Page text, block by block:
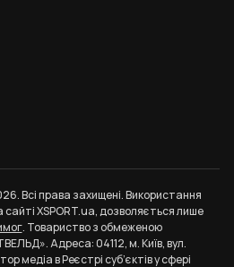
Всі права захищені. Використання
сайті XSPORT.ua, дозволяється лише
. Товариство з обмеженою
Адреса: 04112, м. Київ, вул.
медіа в Реєстрі суб’єктів у сфері